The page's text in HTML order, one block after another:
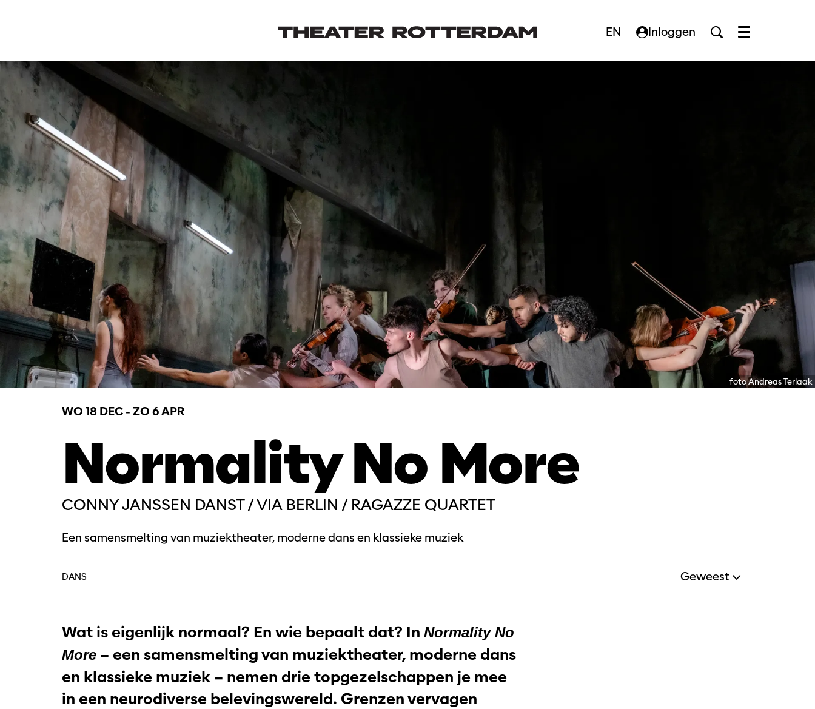
EN Inloggen Menu
foto Andreas Terlaak
Normality No More
CONNY JANSSEN DANST / VIA BERLIN / RAGAZZE QUARTET
WO 18 DEC - ZO 6 APR
Een samensmelting van muziektheater, moderne dans en klassieke muziek
DANS Geweest
Wat is eigenlijk normaal? En wie bepaalt dat? In Normality No
More – een samensmelting van muziektheater, moderne dans
en klassieke muziek – nemen drie topgezelschappen je mee
in een neurodiverse belevingswereld. Grenzen vervagen